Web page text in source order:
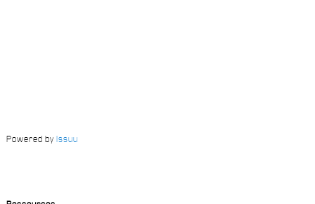
Powered by Issuu